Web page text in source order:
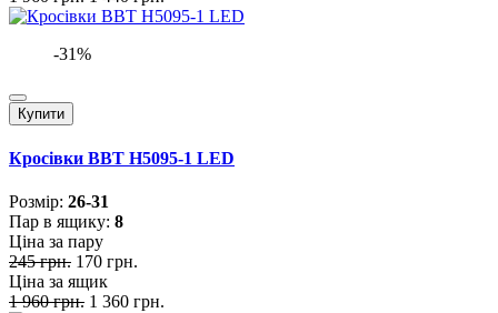
-31%
Купити
Кросівки BBT H5095-1 LED
Розмiр: 26-31
Пар в ящику: 8
Ціна за пару
245 грн. 170 грн.
Ціна за ящик
1 960 грн. 1 360 грн.